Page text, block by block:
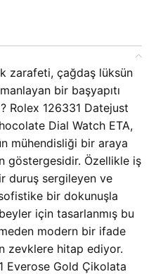
zarafeti, çağdaş lüksün
bir başyapıtı
Rolex 126331 Datejust
Dial Watch ETA,
mühendisliği bir araya
göstergesidir. Özellikle iş
duruş sergileyen ve
bir dokunuşla
için tasarlanmış bu
modern bir ifade
zevklere hitap ediyor.
Everose Gold Çikolata